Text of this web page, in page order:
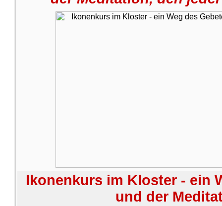
Ikonenkurs im Kloster - ein
und der